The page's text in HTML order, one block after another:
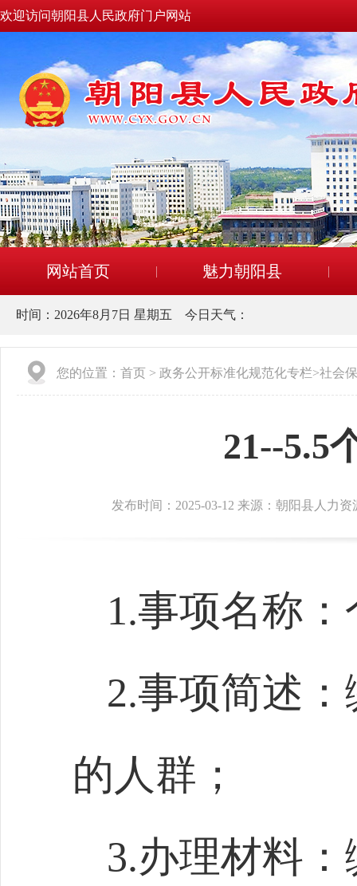
欢迎访问朝阳县人民政府门户网站
网站首页 魅力朝阳县
时间： 2026年8月7日 星期五 今日天气：
您的位置： 首页 > 政务公开标准化规范化专栏>社会
21--5.5
发布时间：2025-03-12 来源：朝阳县人力
1.事项名称
2.事项简述
的人群；
3.办理材料